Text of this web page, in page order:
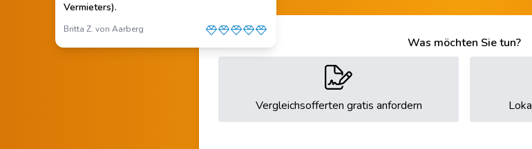
Vermieters).
Britta Z. von Aarberg
Was möchten Sie tun?
Vergleichsofferten gratis anfordern